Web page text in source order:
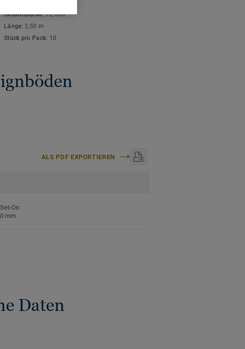
Gesamtstärke:12 mm
Länge:2,50 m
Stück pro Pack: 10
ALS PDF EXPORTIEREN
Set-On
mm
Daten